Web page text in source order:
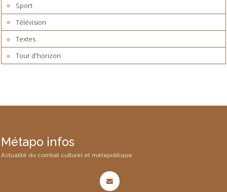
Sport
Télévision
Textes
Tour d'horizon
Métapo infos
Actualité du combat culturel et métapolitique